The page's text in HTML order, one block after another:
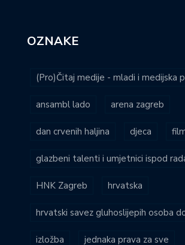
OZNAKE
(Pro)Čitaj medije - mladi i medijska
ansambl lado arena zagreb
dan crvenih haljina djeca
glazbeni talenti i umjetnici ispod
HNK Zagreb hrvatska
hrvatski savez gluhoslijepih osoba
izložba jednaka prava za sve